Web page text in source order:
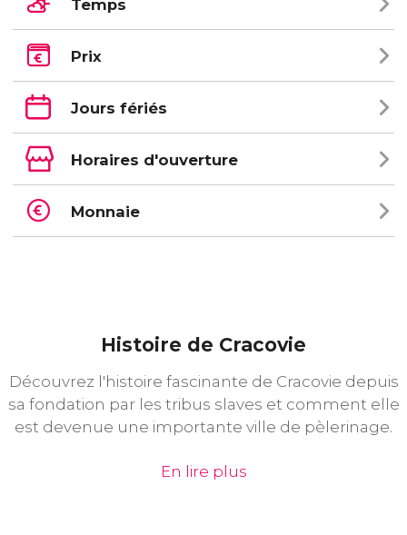
Temps
Prix
Jours fériés
Horaires d'ouverture
Monnaie
Histoire de Cracovie
Découvrez l'histoire fascinante de Cracovie depuis
sa fondation par les tribus slaves et comment elle
est devenue une importante ville de pèlerinage.
En lire plus